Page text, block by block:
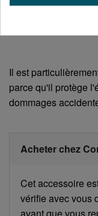
Il est
parce qu'il protège
dommages
Acheter chez
Cet accessoire
vérifie avec vous